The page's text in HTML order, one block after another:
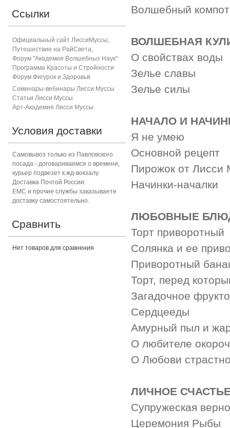
Волшебный компот
ВОЛШЕБНАЯ
О свойствах воды
Зелье славы
Зелье силы
НАЧАЛО И
Я не умею
Основной рецепт
Пирожок от Лисси
Начинки-началки
ЛЮБОВНЫЕ
Торт приворотный
Солянка и ее
Приворотный
Торт, перед
Загадочное
Сердцееды
Амурный пыл и
О любителе
О Любови
ЛИЧНОЕ
Супружеская
Церемония Рыбы
Ссылки
Официальный сайт ЛиссиМуссы,
Путешествие на РайСвета,
Форум "Академия Волшебных Наук"
Программа Красоты и Стройности
Форум Фигурок и Здоровья
Семинары-вебинары Лисси Муссы
Статьи Лисси Муссы
Арт-Академия Лисси Муссы
Условия доставки
Самовывоз только из Павловского
посада - договариваемся о времени,
курьер подвезет к жд-вокзалу.
Доставка Почтой России.
ЕМС и прочие службы заказываете
доставку самостоятельно.
Сравнить
Нет товаров для сравнения